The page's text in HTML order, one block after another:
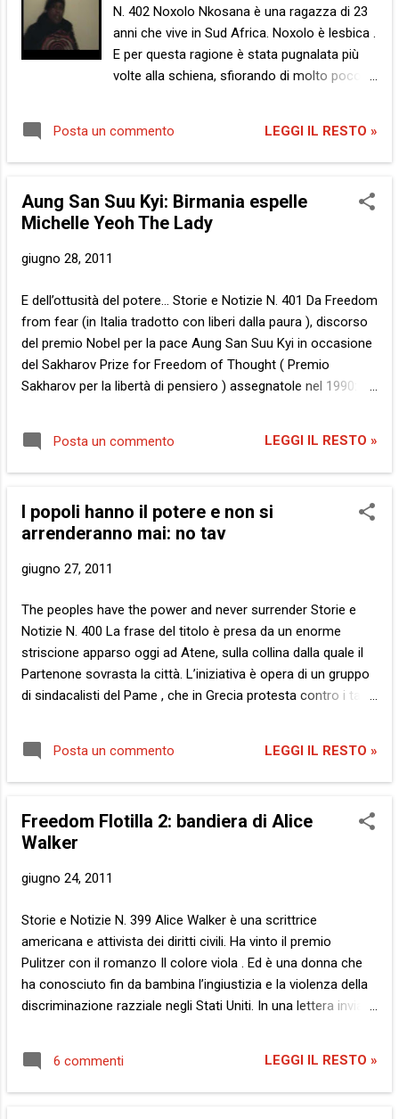
N. 402 Noxolo Nkosana è una ragazza di 23
anni che vive in Sud Africa. Noxolo è lesbica .
E per questa ragione è stata pugnalata più
volte alla schiena, sfiorando di molto poco la
sessuale, è un’ignobile e disumana pratica
che si è diffusa negli ultimi dieci anni nel suo
aver legalizzato il matrimonio omosessuale.
La precedente aggressione saltata agli onori
violentata da otto uomini e poi uccisa vicino
Johannesburg. “ Quando una donna afferma
di essere lesbica ”, ha dichiarato alla BBC
Thulani Bhengu , 35 anni, “ è come se
dicesse agli uomini che non sono buoni
abbastanza buoni è eccezionalmente
Posta un commento LEGGI IL RESTO »
Aung San Suu Kyi: Birmania espelle
Michelle Yeoh The Lady
giugno 28, 2011
E dell’ottusità del potere… Storie e Notizie N. 401 Da Freedom
from fear (in Italia tradotto con liberi dalla paura ), discorso
del premio Nobel per la pace Aung San Suu Kyi in occasione
del Sakharov Prize for Freedom of Thought ( Premio
Sakharov per la libertà di pensiero ) assegnatole nel 1990: “
perdere il potere corrompe chi lo detiene e la paura del
castigo del potere corrompe chi ne è soggetto .” La paura di
perderlo corrompe chi detiene il potere... Anche da noi lo
questo abbiamo anche noi copiose dimostrazioni – tale
corruzione comporta una crescente ottusità. Difatti, leggo
l’attrice malese Michelle Yeoh appena giunta a Rangoon e
tutt’oggi, l’unica spiegazione ufficiale è che la Yeoh è
presente nella blacklist (la lista nera) delle persone n...
Posta un commento LEGGI IL RESTO »
I popoli hanno il potere e non si
arrenderanno mai: no tav
giugno 27, 2011
The peoples have the power and never surrender Storie e
Notizie N. 400 La frase del titolo è presa da un enorme
striscione apparso oggi ad Atene, sulla collina dalla quale il
Partenone sovrasta la città. L’iniziativa è opera di un gruppo
di sindacalisti del Pame , che in Grecia protesta contro i tagli
austerità . Questo messaggio segue il già noto Popoli
d’Europa sollevatevi ( Peoples of Europe rise up ) ma ha un
significato molto diverso, a mio modesto parere. Non
precedente. E’ piuttosto una categorica affermazione . Non
incita il popolo a ribellarsi e a prendere il potere. Bensì
arrenderanno mai , ovvero, lotteranno senza fine contro chi
“Siamo in democrazia!” esclamò Kyriakos nel mezzo della...
Posta un commento LEGGI IL RESTO »
Freedom Flotilla 2: bandiera di Alice
Walker
giugno 24, 2011
Storie e Notizie N. 399 Alice Walker è una scrittrice
americana e attivista dei diritti civili. Ha vinto il premio
Pulitzer con il romanzo Il colore viola . Ed è una donna che
ha conosciuto fin da bambina l’ingiustizia e la violenza della
discriminazione razziale negli Stati Uniti. In una lettera inviata
potete leggere sul suo blog , dopo aver annunciato di essersi
unita all’equipaggio della nave The Audacity of Hope ( Il
Coraggio della Speranza , come il titolo del noto libro di
6 commenti LEGGI IL RESTO »